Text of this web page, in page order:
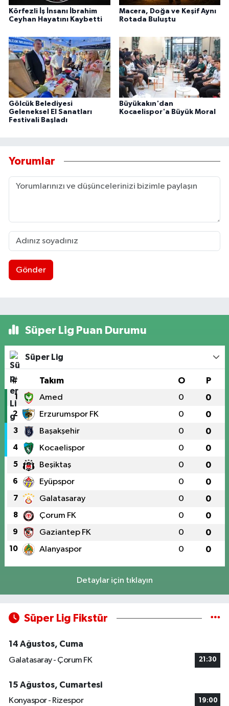
Körfezli İş İnsanı İbrahim
Ceyhan Hayatını Kaybetti
Macera, Doğa ve Keşif Aynı
Rotada Buluştu
Gölcük Belediyesi
Geleneksel El Sanatları
Festivali Başladı
Büyükakın'dan
Kocaelispor'a Büyük Moral
Yorumlar
Gönder
Süper Lig Puan Durumu
Süper Lig
# Takım O P
1 Amed 0 0
2 Erzurumspor FK 0 0
3 Başakşehir 0 0
4 Kocaelispor 0 0
5 Beşiktaş 0 0
6 Eyüpspor 0 0
7 Galatasaray 0 0
8 Çorum FK 0 0
9 Gaziantep FK 0 0
10 Alanyaspor 0 0
Detaylar için tıklayın
Süper Lig Fikstür
14 Ağustos, Cuma
Galatasaray - Çorum FK
21:30
15 Ağustos, Cumartesi
Konyaspor - Rizespor
19:00